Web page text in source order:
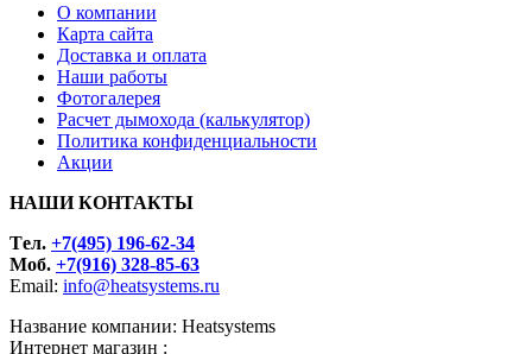
О компании
Карта сайта
Доставка и оплата
Наши работы
Фотогалерея
Расчет дымохода (калькулятор)
Политика конфиденциальности
Акции
НАШИ КОНТАКТЫ
Tел. +7(495) 196-62-34
Моб. +7(916) 328-85-63
Email: info@heatsystems.ru
Название компании: Heatsystems
Интернет магазин :